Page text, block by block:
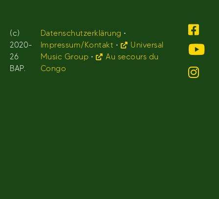
(c)
2020-
26
BAP.
Datenschutzerklärung •
Impressum/Kontakt •
Universal
Music Group •
Au secours du
Congo